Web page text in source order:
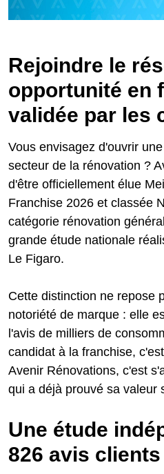
Rejoindre le
opportunité en
validée par les
Vous envisagez d'ouvrir
secteur de la rénovation ?
d'être officiellement élue
Franchise 2026 et classée
catégorie rénovation
grande étude nationale
Le Figaro.
Cette distinction ne repose
notoriété de marque : elle
l'avis de milliers de
candidat à la franchise,
Avenir Rénovations, c'est
qui a déjà prouvé sa valeur
Une étude
826 avis